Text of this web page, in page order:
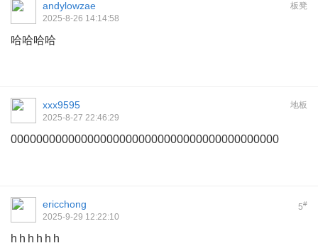
板凳
andylowzae
2025-8-26 14:14:58
哈哈哈哈
地板
xxx9595
2025-8-27 22:46:29
000000000000000000000000000000000000000000
5#
ericchong
2025-9-29 12:22:10
h h h h h h